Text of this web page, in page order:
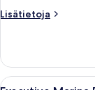
Access,
Balcony,
Marina
Lisätietoja
Lisätietoja
Bay,
Avaa